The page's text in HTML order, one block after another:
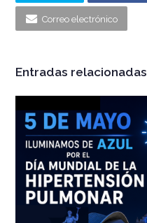
Correo electrónico
Entradas relacionadas